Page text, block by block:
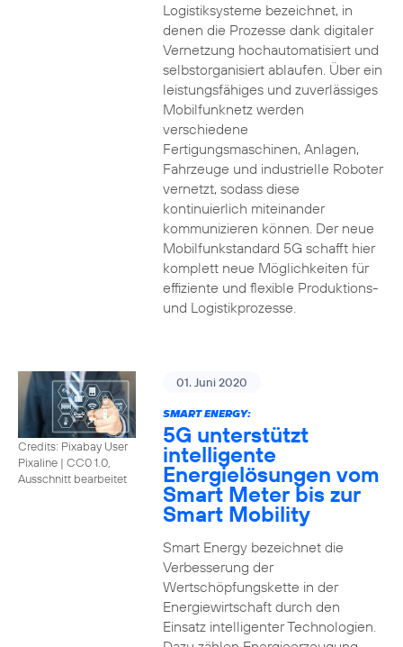
Logistiksysteme bezeichnet, in
denen die Prozesse dank digitaler
Vernetzung hochautomatisiert und
selbstorganisiert ablaufen. Über ein
leistungsfähiges und zuverlässiges
Mobilfunknetz werden
verschiedene
Fertigungsmaschinen, Anlagen,
Fahrzeuge und industrielle Roboter
vernetzt, sodass diese
kontinuierlich miteinander
kommunizieren können. Der neue
Mobilfunkstandard 5G schafft hier
komplett neue Möglichkeiten für
effiziente und flexible Produktions-
und Logistikprozesse.
Credits: Pixabay User
Pixaline | CC0 1.0,
Ausschnitt bearbeitet
01. Juni 2020
SMART ENERGY:
5G unterstützt
intelligente
Energielösungen vom
Smart Meter bis zur
Smart Mobility
Smart Energy bezeichnet die
Verbesserung der
Wertschöpfungskette in der
Energiewirtschaft durch den
Einsatz intelligenter Technologien.